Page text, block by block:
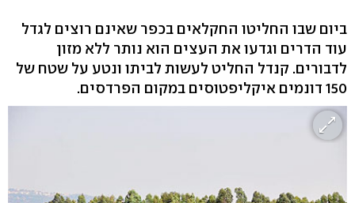
ביום שבו החליטו החקלאים בכפר שאינם רוצים לגדל
עוד הדרים וגדעו את העצים הוא נותר ללא מזון
לדבורים. קנדל החליט לעשות לביתו ונטע על שטח של
150 דונמים איקליפטוסים במקום הפרדסים.